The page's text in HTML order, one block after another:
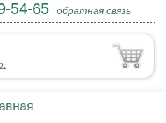
54-65 обратная связь